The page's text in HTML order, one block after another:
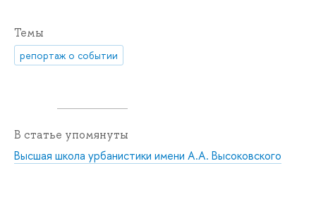
Темы
репортаж о событии
В статье упомянуты
Высшая школа урбанистики имени А.А. Высоковского